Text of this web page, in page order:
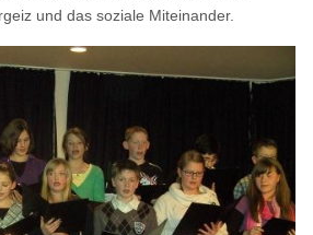
und das soziale Miteinander.